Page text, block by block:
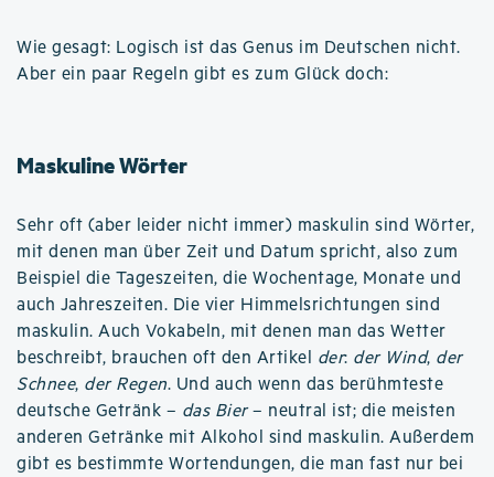
Wie gesagt: Logisch ist das Genus im Deutschen nicht.
Aber ein paar Regeln gibt es zum Glück doch:
Maskuline Wörter
Sehr oft (aber leider nicht immer) maskulin sind Wörter,
mit denen man über Zeit und Datum spricht, also zum
Beispiel die Tageszeiten, die Wochentage, Monate und
auch Jahreszeiten. Die vier Himmelsrichtungen sind
maskulin. Auch Vokabeln, mit denen man das Wetter
beschreibt, brauchen oft den Artikel der: der Wind, der
Schnee, der Regen. Und auch wenn das berühmteste
deutsche Getränk – das Bier– neutral ist; die meisten
anderen Getränke mit Alkohol sind maskulin. Außerdem
gibt es bestimmte Wortendungen, die man fast nur bei